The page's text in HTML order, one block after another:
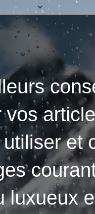
vos
et
luxueux